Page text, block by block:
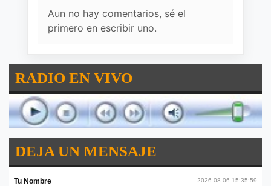
Aun no hay comentarios, sé el
primero en escribir uno.
RADIO EN VIVO
DEJA UN MENSAJE